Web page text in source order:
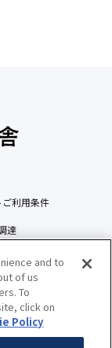
利用条件
達
and to
of us
To
click on
Policy